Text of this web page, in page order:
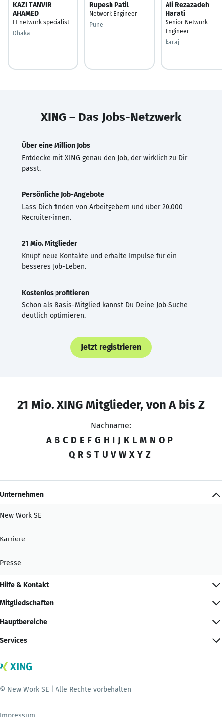
KAZI TANVIR
AHAMED
IT network specialist
Dhaka
Rupesh Patil
Network Engineer
Pune
Ali Rezazadeh
Harati
Senior Network
Engineer
karaj
XING – Das Jobs-Netzwerk
Über eine Million Jobs
Entdecke mit XING genau den Job, der wirklich zu Dir
passt.
Persönliche Job-Angebote
Lass Dich finden von Arbeitgebern und über 20.000
Recruiter·innen.
21 Mio. Mitglieder
Knüpf neue Kontakte und erhalte Impulse für ein
besseres Job-Leben.
Kostenlos profitieren
Schon als Basis-Mitglied kannst Du Deine Job-Suche
deutlich optimieren.
Jetzt registrieren
21 Mio. XING Mitglieder, von A bis Z
Nachname:
A B C D E F G H I J K L M N O P
Q R S T U V W X Y Z
Unternehmen
New Work SE
Karriere
Presse
Hilfe & Kontakt
Mitgliedschaften
Hauptbereiche
Services
© New Work SE | Alle Rechte vorbehalten
Impressum